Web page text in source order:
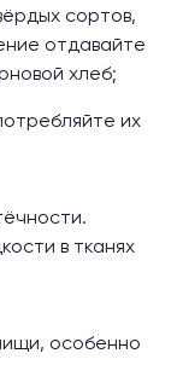
сортов,
отдавайте
хлеб;
их
в тканях
особенно